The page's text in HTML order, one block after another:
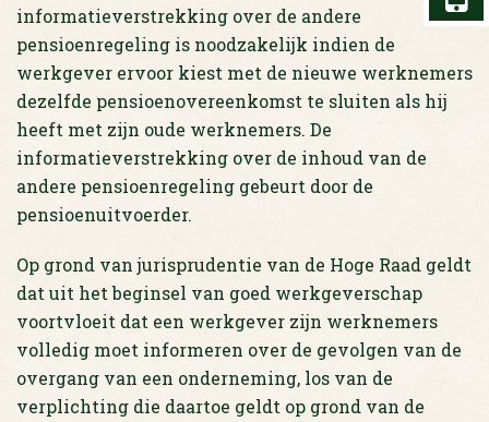
informatieverstrekking over de andere
pensioenregeling is noodzakelijk indien de
werkgever ervoor kiest met de nieuwe werknemers
dezelfde pensioenovereenkomst te sluiten als hij
heeft met zijn oude werknemers. De
informatieverstrekking over de inhoud van de
andere pensioenregeling gebeurt door de
pensioenuitvoerder.
Op grond van jurisprudentie van de Hoge Raad geldt
dat uit het beginsel van goed werkgeverschap
voortvloeit dat een werkgever zijn werknemers
volledig moet informeren over de gevolgen van de
overgang van een onderneming, los van de
verplichting die daartoe geldt op grond van de